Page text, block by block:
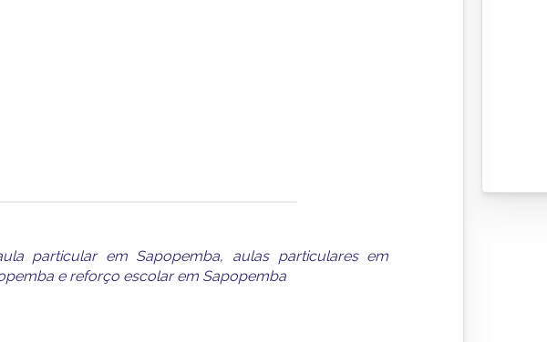
particular em Sapopemba, aulas particulares em
e reforço escolar em Sapopemba